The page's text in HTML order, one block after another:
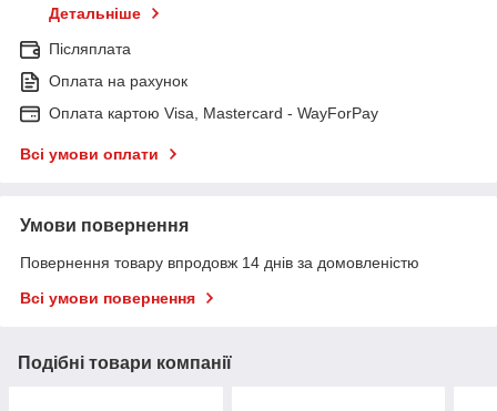
Детальніше
Післяплата
Оплата на рахунок
Оплата картою Visa, Mastercard - WayForPay
Всі умови оплати
Умови повернення
Повернення товару впродовж 14 днів за домовленістю
Всі умови повернення
Подібні товари компанії